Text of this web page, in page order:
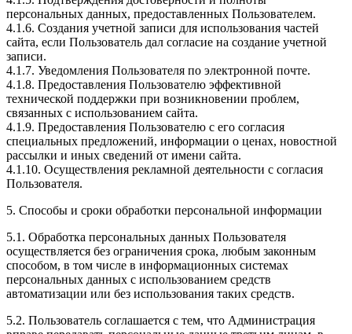
персональных данных, предоставленных Пользователем.
4.1.6. Создания учетной записи для использования частей
сайта, если Пользователь дал согласие на создание учетной
записи.
4.1.7. Уведомления Пользователя по электронной почте.
4.1.8. Предоставления Пользователю эффективной
технической поддержки при возникновении проблем,
связанных с использованием сайта.
4.1.9. Предоставления Пользователю с его согласия
специальных предложений, информации о ценах, новостной
рассылки и иных сведений от имени сайта.
4.1.10. Осуществления рекламной деятельности с согласия
Пользователя.
5. Способы и сроки обработки персональной информации
5.1. Обработка персональных данных Пользователя
осуществляется без ограничения срока, любым законным
способом, в том числе в информационных системах
персональных данных с использованием средств
автоматизации или без использования таких средств.
5.2. Пользователь соглашается с тем, что Администрация